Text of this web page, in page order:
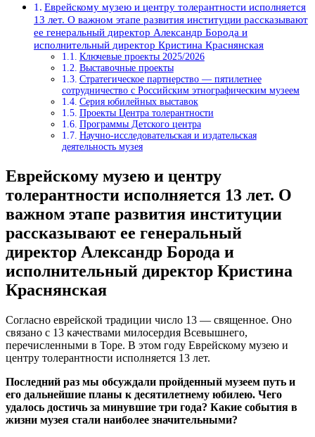
Еврейскому музею и центру толерантности исполняется
13 лет. О важном этапе развития институции рассказывают
ее генеральный директор Александр Борода и
исполнительный директор Кристина Краснянская
Ключевые проекты 2025/2026
Выставочные проекты
Стратегическое партнерство — пятилетнее
сотрудничество с Российским этнографическим музеем
Серия юбилейных выставок
Проекты Центра толерантности
Программы Детского центра
Научно-исследовательская и издательская
деятельность музея
Еврейскому музею и центру
толерантности исполняется 13 лет. О
важном этапе развития институции
рассказывают ее генеральный
директор Александр Борода и
исполнительный директор Кристина
Краснянская
Согласно еврейской традиции число 13 — священное. Оно
связано с 13 качествами милосердия Всевышнего,
перечисленными в Торе. В этом году Еврейскому музею и
центру толерантности исполняется 13 лет.
Последний раз мы обсуждали пройденный музеем путь и
его дальнейшие планы к десятилетнему юбилею. Чего
удалось достичь за минувшие три года? Какие события в
жизни музея стали наиболее значительными?